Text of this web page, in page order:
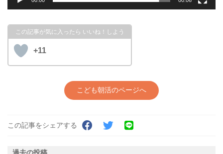
+11
こども朝活のページへ
この記事をシェアする